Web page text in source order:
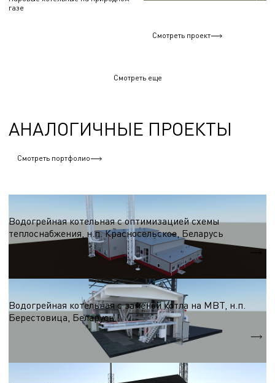
газе
Смотреть проект
Смотреть еще
АНАЛОГИЧНЫЕ ПРОЕКТЫ
Смотреть портфолио
Водогрейные котельные на древесном топливе
Водогрейная котельная с оптимизацией схемы
теплоснабжения, н.п. Красносельское, Беларусь
Водогрейные котельные на древесном топливе
Водогрейная котельная с заменой котла на МВТ, н.п.
Берестовица, Беларусь
Водогрейные котельные на древесном топливе